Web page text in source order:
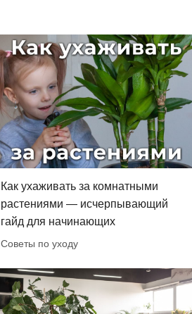
Как ухаживать за комнатными
растениями — исчерпывающий
гайд для начинающих
Советы по уходу